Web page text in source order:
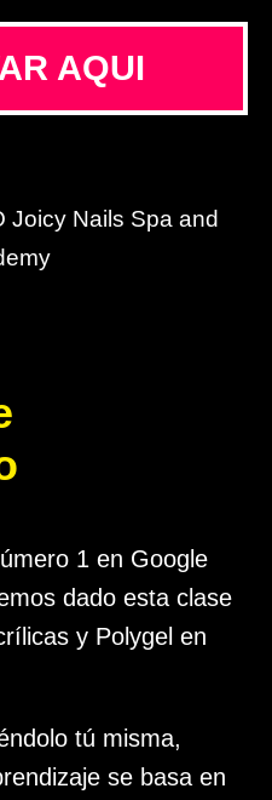
AQUI
1 en Google
dado esta clase
y Polygel en
tú misma,
se basa en